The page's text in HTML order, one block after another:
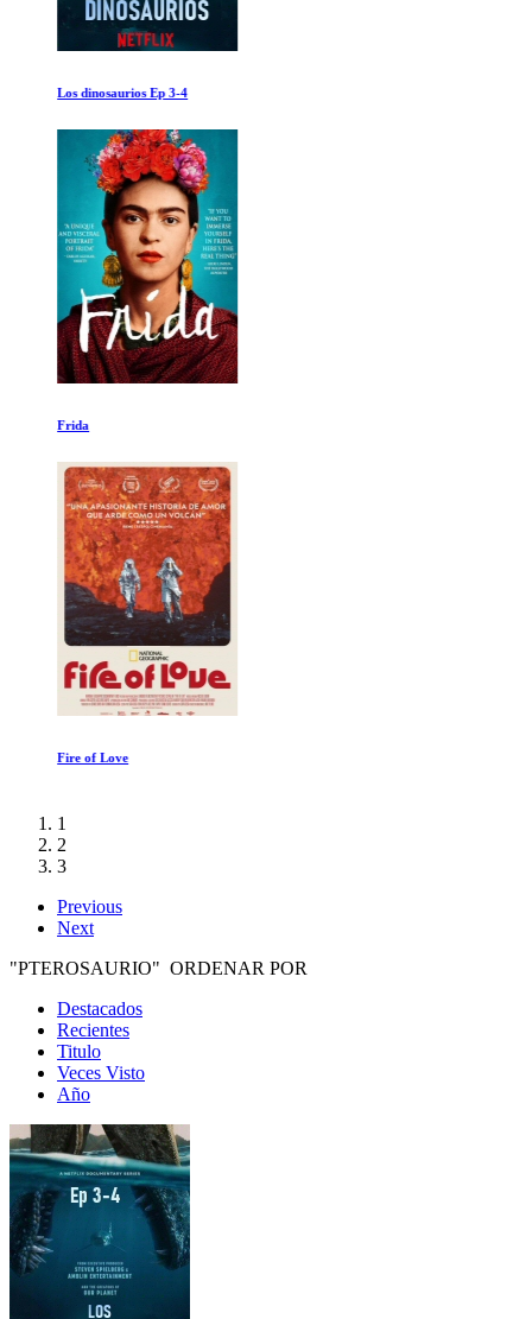
Los dinosaurios Ep 3-4
Frida
Fire of Love
1
2
3
Previous
Next
"PTEROSAURIO" ORDENAR POR
Destacados
Recientes
Titulo
Veces Visto
Año